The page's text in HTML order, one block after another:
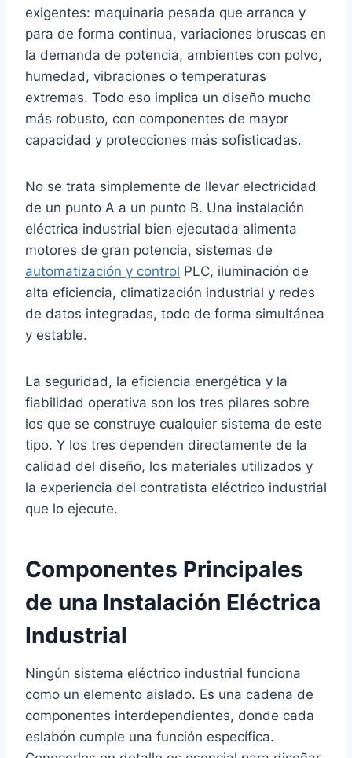
exigentes: maquinaria pesada que arranca y
para de forma continua, variaciones bruscas en
la demanda de potencia, ambientes con polvo,
humedad, vibraciones o temperaturas
extremas. Todo eso implica un diseño mucho
más robusto, con componentes de mayor
capacidad y protecciones más sofisticadas.
No se trata simplemente de llevar electricidad
de un punto A a un punto B. Una instalación
eléctrica industrial bien ejecutada alimenta
motores de gran potencia, sistemas de
automatización y control PLC, iluminación de
alta eficiencia, climatización industrial y redes
de datos integradas, todo de forma simultánea
y estable.
La seguridad, la eficiencia energética y la
fiabilidad operativa son los tres pilares sobre
los que se construye cualquier sistema de este
tipo. Y los tres dependen directamente de la
calidad del diseño, los materiales utilizados y
la experiencia del contratista eléctrico industrial
que lo ejecute.
Componentes Principales
de una Instalación Eléctrica
Industrial
Ningún sistema eléctrico industrial funciona
como un elemento aislado. Es una cadena de
componentes interdependientes, donde cada
eslabón cumple una función específica.